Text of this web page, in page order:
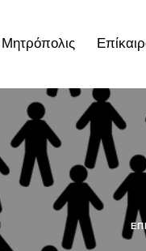
Μητρόπολις
Επίκαιρα